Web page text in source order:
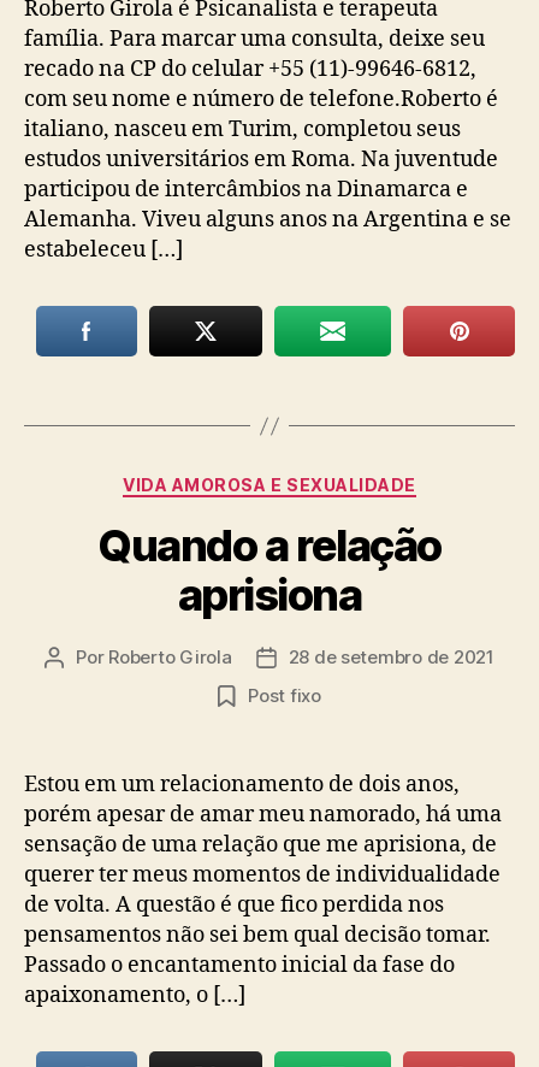
Roberto Girola é Psicanalista e terapeuta
família. Para marcar uma consulta, deixe seu
recado na CP do celular +55 (11)-99646-6812,
com seu nome e número de telefone.Roberto é
italiano, nasceu em Turim, completou seus
estudos universitários em Roma. Na juventude
participou de intercâmbios na Dinamarca e
Alemanha. Viveu alguns anos na Argentina e se
estabeleceu […]
Categorias
VIDA AMOROSA E SEXUALIDADE
Quando a relação
aprisiona
Autor
Por Roberto Girola
Data28 de setembro de 2021
Post fixo
Estou em um relacionamento de dois anos,
porém apesar de amar meu namorado, há uma
sensação de uma relação que me aprisiona, de
querer ter meus momentos de individualidade
de volta. A questão é que fico perdida nos
pensamentos não sei bem qual decisão tomar.
Passado o encantamento inicial da fase do
apaixonamento, o […]